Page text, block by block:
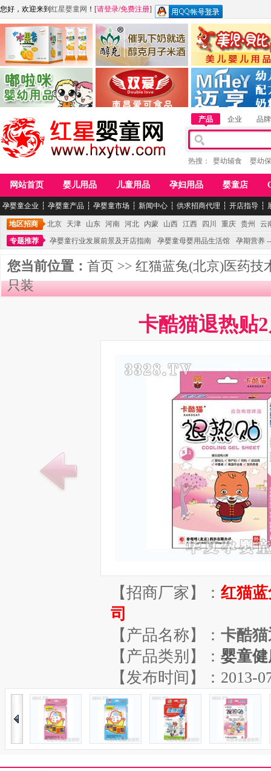
您好，欢迎来到 红星婴童网 ！ [请登录/免费注册]
江西麦嘟嘟食品有限公司
青岛嘟啦咪婴幼儿用品公司
江西醇之客月子米酒 惠州市美儿婴儿用品
湖南迈亨母婴用品有限
产品 企业 品牌
热搜： 婴幼辅食 婴幼
网站首页 婴儿用品 儿童用品 孕妇用品 婴童店
孕婴童企业 ┆ 孕婴童产品 ┆ 孕婴童市场 ┆ 新闻中心 ┆ 供求招商代理 ┆ 开店指导 ┆
地区招商 北京 天津 山东 河南 河北 内蒙 山西 江西 四川 重庆 贵州
云
专题推荐
孕婴童行业发展前景及开店指南 孕婴童母婴用品生活馆 孕期营养
您当前位置： 首页 >> 红猫蓝兔(北京)医药技
只装
卡酷猫退热贴
【招商厂家】： 红猫
司
【产品名称】： 卡酷
【产品类别】： 婴童
【发布时间】：2013-